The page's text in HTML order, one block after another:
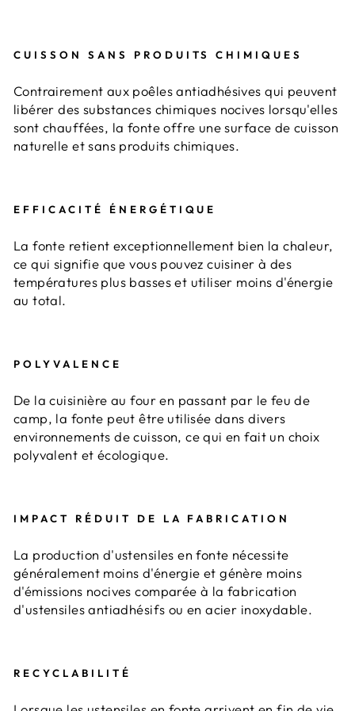
CUISSON SANS PRODUITS CHIMIQUES
Contrairement aux poêles antiadhésives qui peuvent
libérer des substances chimiques nocives lorsqu'elles
sont chauffées, la fonte offre une surface de cuisson
naturelle et sans produits chimiques.
EFFICACITÉ ÉNERGÉTIQUE
La fonte retient exceptionnellement bien la chaleur,
ce qui signifie que vous pouvez cuisiner à des
températures plus basses et utiliser moins d'énergie
au total.
POLYVALENCE
De la cuisinière au four en passant par le feu de
camp, la fonte peut être utilisée dans divers
environnements de cuisson, ce qui en fait un choix
polyvalent et écologique.
IMPACT RÉDUIT DE LA FABRICATION
La production d'ustensiles en fonte nécessite
généralement moins d'énergie et génère moins
d'émissions nocives comparée à la fabrication
d'ustensiles antiadhésifs ou en acier inoxydable.
RECYCLABILITÉ